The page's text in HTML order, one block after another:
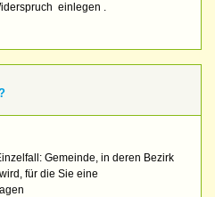
einlegen .
Gemeinde, in deren Bezirk
für die Sie eine